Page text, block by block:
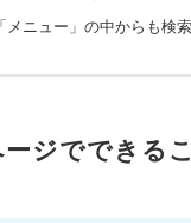
ニュー」の中からも検索
ジでできる